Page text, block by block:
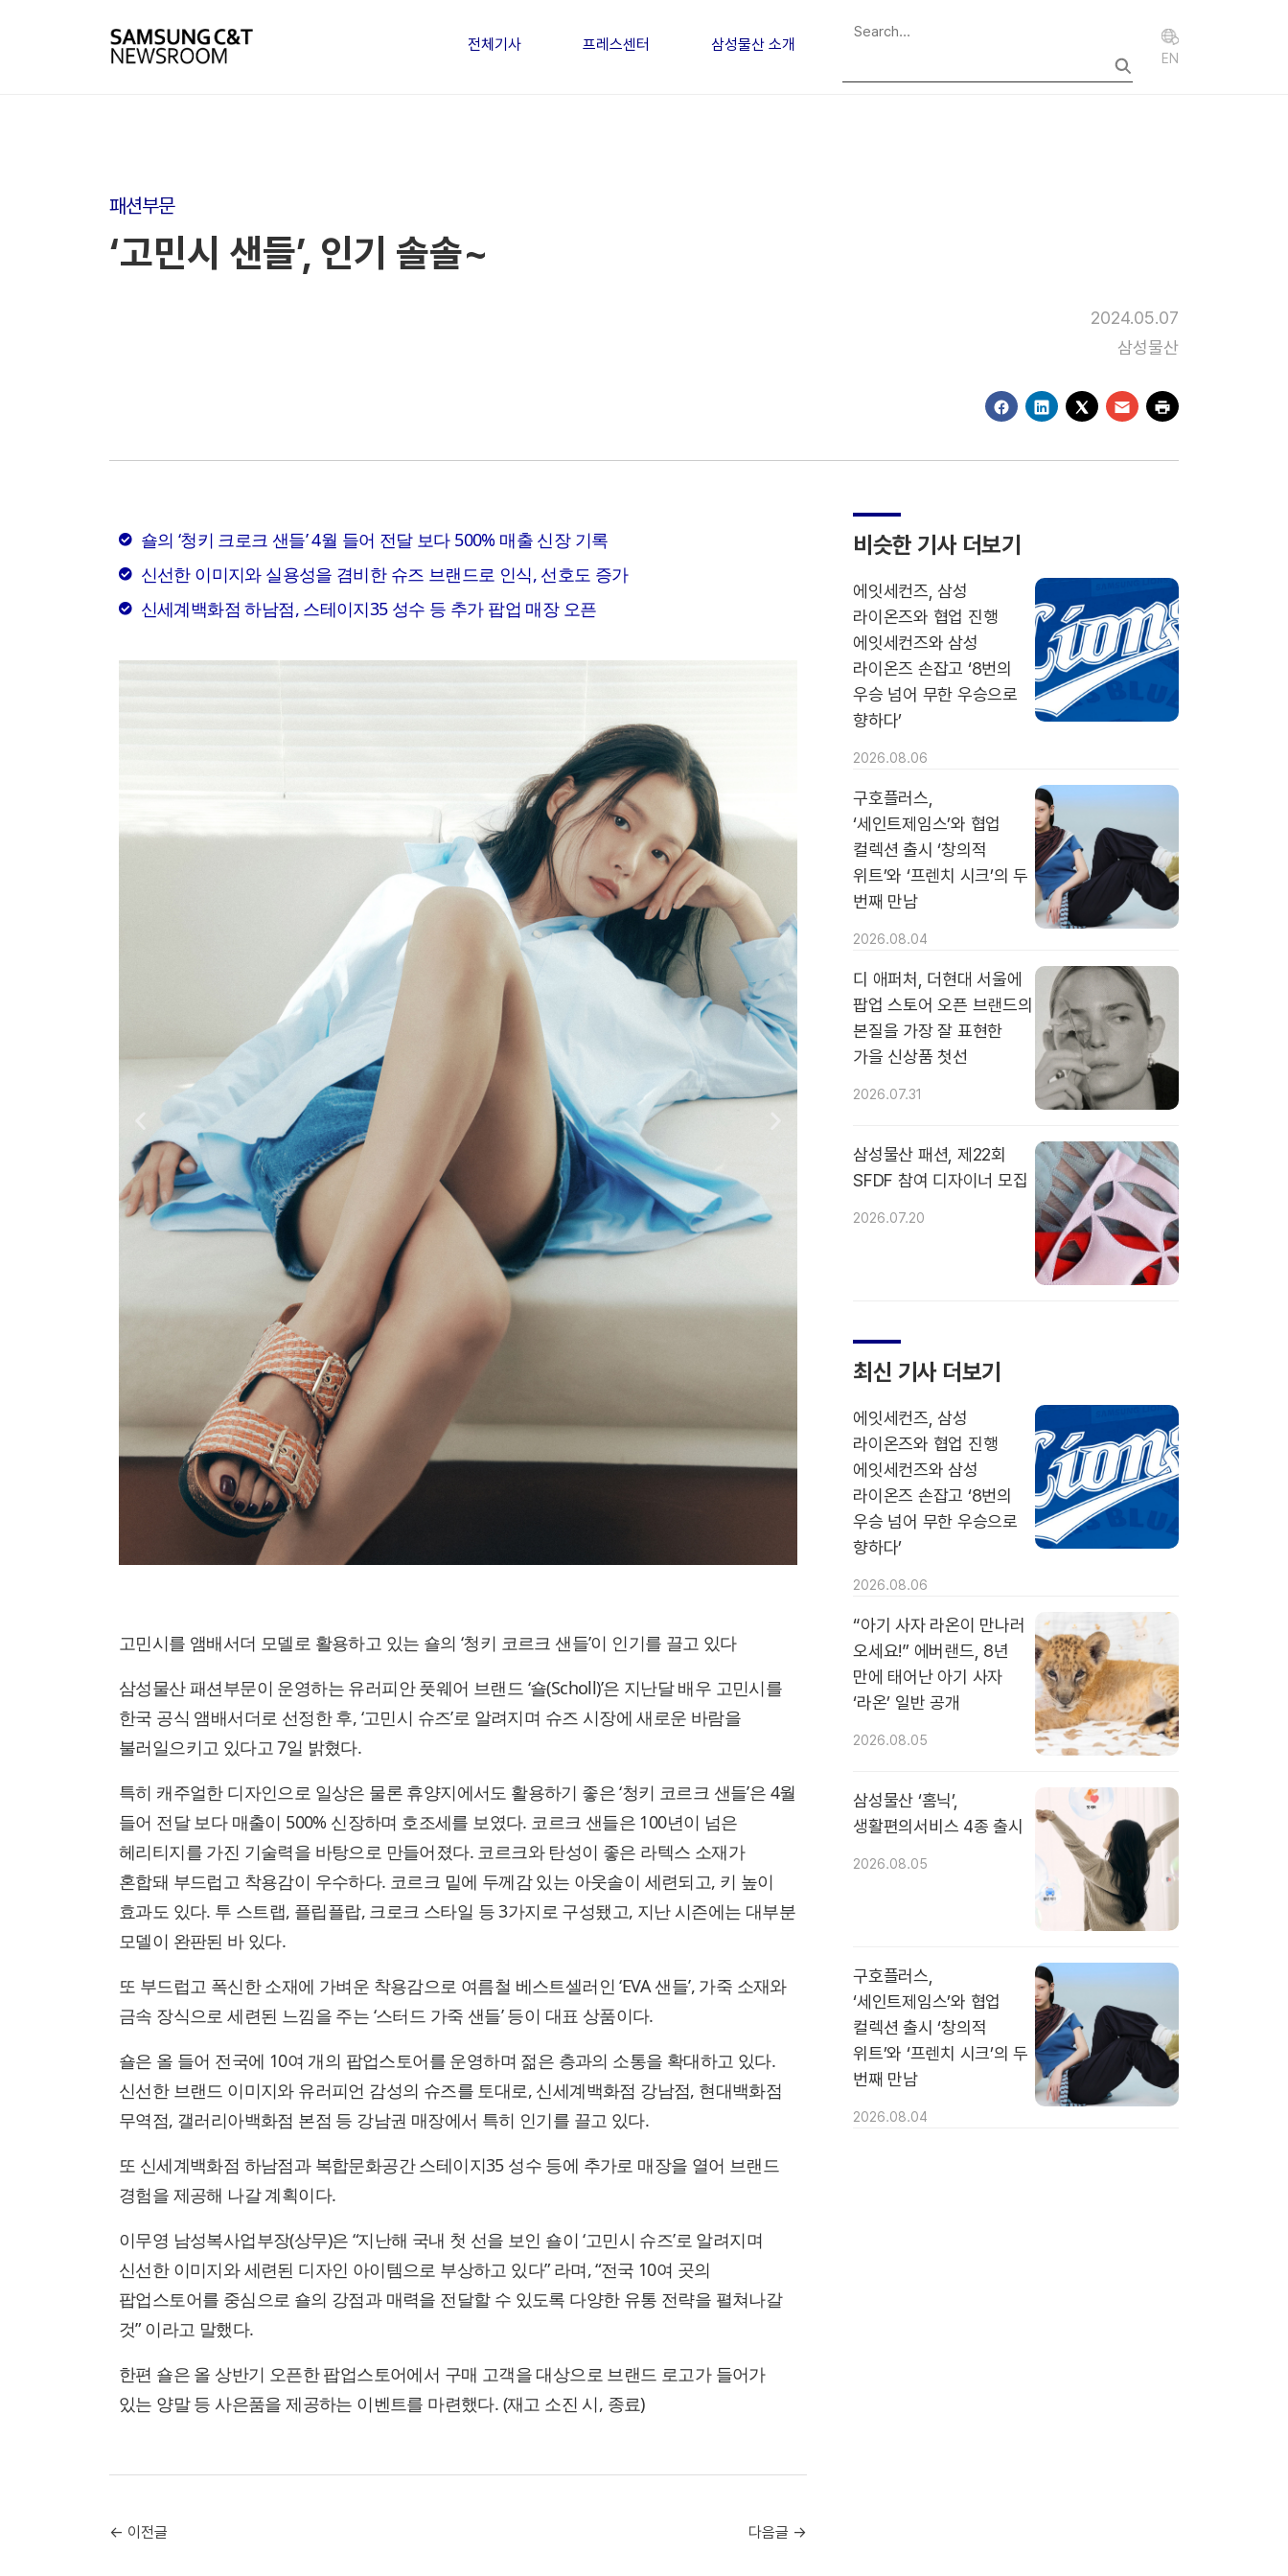
전체기사 프레스센터 삼성물산 소개
EN
패션부문
‘고민시 샌들’, 인기 솔솔~
2024.05.07
삼성물산
숄의 ‘청키 크로크 샌들’ 4월 들어 전달 보다 500% 매출 신장 기록
신선한 이미지와 실용성을 겸비한 슈즈 브랜드로 인식, 선호도 증가
신세계백화점 하남점, 스테이지35 성수 등 추가 팝업 매장 오픈
고민시를 앰배서더 모델로 활용하고 있는 숄의 ‘청키 코르크 샌들’이 인기를 끌고 있다
삼성물산 패션부문이 운영하는 유러피안 풋웨어 브랜드 ‘숄(Scholl)’은 지난달 배우 고민시를
한국 공식 앰배서더로 선정한 후, ‘고민시 슈즈’로 알려지며 슈즈 시장에 새로운 바람을
불러일으키고 있다고 7일 밝혔다.
특히 캐주얼한 디자인으로 일상은 물론 휴양지에서도 활용하기 좋은 ‘청키 코르크 샌들’은 4월
들어 전달 보다 매출이 500% 신장하며 호조세를 보였다. 코르크 샌들은 100년이 넘은
헤리티지를 가진 기술력을 바탕으로 만들어졌다. 코르크와 탄성이 좋은 라텍스 소재가
혼합돼 부드럽고 착용감이 우수하다. 코르크 밑에 두께감 있는 아웃솔이 세련되고, 키 높이
효과도 있다. 투 스트랩, 플립플랍, 크로크 스타일 등 3가지로 구성됐고, 지난 시즌에는 대부분
모델이 완판된 바 있다.
또 부드럽고 폭신한 소재에 가벼운 착용감으로 여름철 베스트셀러인 ‘EVA 샌들’, 가죽 소재와
금속 장식으로 세련된 느낌을 주는 ‘스터드 가죽 샌들’ 등이 대표 상품이다.
숄은 올 들어 전국에 10여 개의 팝업스토어를 운영하며 젊은 층과의 소통을 확대하고 있다.
신선한 브랜드 이미지와 유러피언 감성의 슈즈를 토대로, 신세계백화점 강남점, 현대백화점
무역점, 갤러리아백화점 본점 등 강남권 매장에서 특히 인기를 끌고 있다.
또 신세계백화점 하남점과 복합문화공간 스테이지35 성수 등에 추가로 매장을 열어 브랜드
경험을 제공해 나갈 계획이다.
이무영 남성복사업부장(상무)은 “지난해 국내 첫 선을 보인 숄이 ‘고민시 슈즈’로 알려지며
신선한 이미지와 세련된 디자인 아이템으로 부상하고 있다” 라며, “전국 10여 곳의
팝업스토어를 중심으로 숄의 강점과 매력을 전달할 수 있도록 다양한 유통 전략을 펼쳐나갈
것” 이라고 말했다.
한편 숄은 올 상반기 오픈한 팝업스토어에서 구매 고객을 대상으로 브랜드 로고가 들어가
있는 양말 등 사은품을 제공하는 이벤트를 마련했다. (재고 소진 시, 종료)
← 이전글 다음글 →
비슷한 기사 더보기
에잇세컨즈, 삼성
라이온즈와 협업 진행
에잇세컨즈와 삼성
라이온즈 손잡고 ‘8번의
우승 넘어 무한 우승으로
향하다’
2026.08.06
구호플러스,
‘세인트제임스’와 협업
컬렉션 출시 ‘창의적
위트’와 ‘프렌치 시크’의 두
번째 만남
2026.08.04
디 애퍼처, 더현대 서울에
팝업 스토어 오픈 브랜드의
본질을 가장 잘 표현한
가을 신상품 첫선
2026.07.31
삼성물산 패션, 제22회
SFDF 참여 디자이너 모집
2026.07.20
최신 기사 더보기
에잇세컨즈, 삼성
라이온즈와 협업 진행
에잇세컨즈와 삼성
라이온즈 손잡고 ‘8번의
우승 넘어 무한 우승으로
향하다’
2026.08.06
“아기 사자 라온이 만나러
오세요!” 에버랜드, 8년
만에 태어난 아기 사자
‘라온’ 일반 공개
2026.08.05
삼성물산 ‘홈닉’,
생활편의서비스 4종 출시
2026.08.05
구호플러스,
‘세인트제임스’와 협업
컬렉션 출시 ‘창의적
위트’와 ‘프렌치 시크’의 두
번째 만남
2026.08.04